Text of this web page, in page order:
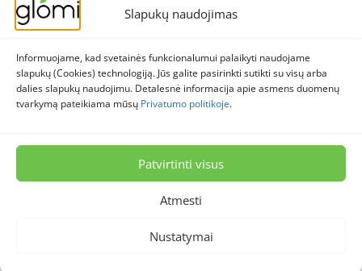
Slapukų naudojimas
Informuojame, kad svetainės funkcionalumui palaikyti naudojame
slapukų (Cookies) technologiją. Jūs galite pasirinkti sutikti su visų arba
dalies slapukų naudojimu. Detalesnė informacija apie asmens duomenų
tvarkymą pateikiama mūsų Privatumo politikoje.
Patvirtinti visus
Atmesti
Nustatymai
Nuolaidos tiesiai į el. paštą!
El.
paštas
*
🔥 Naujienos
⭐️ Tendencijos 🚚 Papildymai
Atsiliepimai
Straipsniai
Susisiekti
SEKITE MUS
© 2026 Stella lumina, MB – Glomi.lt